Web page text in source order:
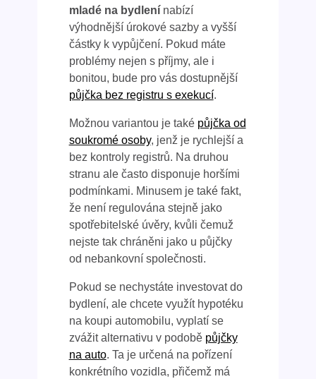
mladé na bydlení nabízí
výhodnější úrokové sazby a vyšší
částky k vypůjčení. Pokud máte
problémy nejen s příjmy, ale i
bonitou, bude pro vás dostupnější
půjčka bez registru s exekucí.
Možnou variantou je také půjčka od
soukromé osoby, jenž je rychlejší a
bez kontroly registrů. Na druhou
stranu ale často disponuje horšími
podmínkami. Minusem je také fakt,
že není regulována stejně jako
spotřebitelské úvěry, kvůli čemuž
nejste tak chráněni jako u půjčky
od nebankovní společnosti.
Pokud se nechystáte investovat do
bydlení, ale chcete využít hypotéku
na koupi automobilu, vyplatí se
zvážit alternativu v podobě půjčky
na auto. Ta je určená na pořízení
konkrétního vozidla, přičemž má